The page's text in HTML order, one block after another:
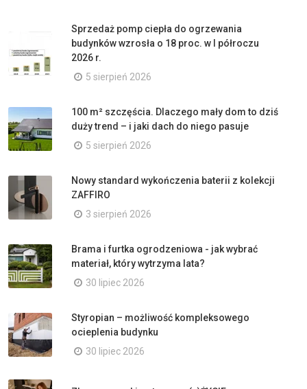
Sprzedaż pomp ciepła do ogrzewania
budynków wzrosła o 18 proc. w I półroczu
2026 r.
5 sierpień 2026
100 m² szczęścia. Dlaczego mały dom to dziś
duży trend – i jaki dach do niego pasuje
5 sierpień 2026
Nowy standard wykończenia baterii z kolekcji
ZAFFIRO
3 sierpień 2026
Brama i furtka ogrodzeniowa - jak wybrać
materiał, który wytrzyma lata?
30 lipiec 2026
Styropian – możliwość kompleksowego
ocieplenia budynku
30 lipiec 2026